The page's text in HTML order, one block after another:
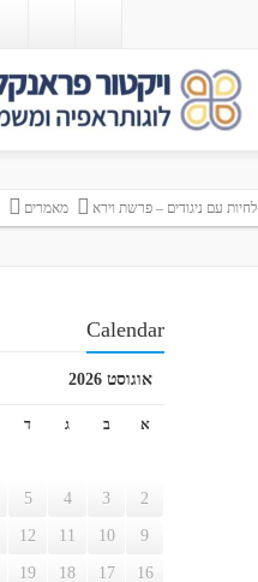
לחיות עם ניגודים – פרשת וירא מאמרים
Calendar
אוגוסט 2026
א ב ג ד
2
3
4
5
9
10
11
12
16
17
18
19